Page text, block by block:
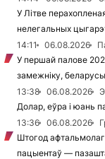
У Літве
нелегальных
14:11
06.08.2026
У першай палове
замежніку,
13:38
06.08.2026
Долар, еўра і юань
13:36
06.08.2026
Штогод
пацыентаў —